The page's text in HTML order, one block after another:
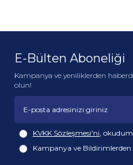
E-Bülten Aboneliği
Kampanya ve yeniliklerden
olun!
KVKK Sözleşmesi'ni,
Kampanya ve